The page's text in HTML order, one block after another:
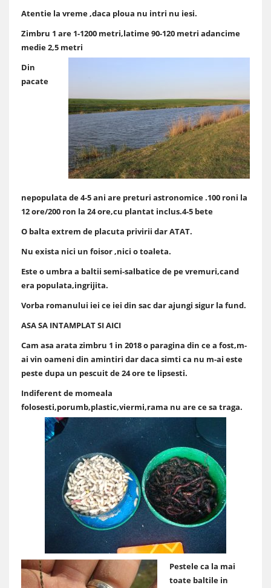
Atentie la vreme ,daca ploua nu intri nu iesi.
Zimbru 1 are 1-1200 metri,latime 90-120 metri adancime
medie 2,5 metri
Din
pacate
nepopulata de 4-5 ani are preturi astronomice .100 roni la
12 ore/200 ron la 24 ore,cu plantat inclus.4-5 bete
O balta extrem de placuta privirii dar ATAT.
Nu exista nici un foisor ,nici o toaleta.
Este o umbra a baltii semi-salbatice de pe vremuri,cand
era populata,ingrijita.
Vorba romanului iei ce iei din sac dar ajungi sigur la fund.
ASA SA INTAMPLAT SI AICI
Cam asa arata zimbru 1 in 2018 o paragina din ce a fost,m-
ai vin oameni din amintiri dar daca simti ca nu m-ai este
peste dupa un pescuit de 24 ore te lipsesti.
Indiferent de momeala
folosesti,porumb,plastic,viermi,rama nu are ce sa traga.
Pestele ca la mai
toate baltile in